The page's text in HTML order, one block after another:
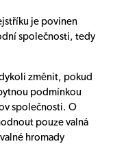
je povinen
společnosti, tedy
změnit, pokud
podmínkou
společnosti. O
pouze valná
hromady